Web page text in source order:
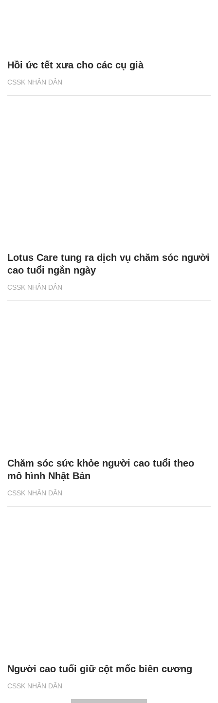
CSSK NHÂN DÂN
Hồi ức tết xưa cho các cụ già
CSSK NHÂN DÂN
Lotus Care tung ra dịch vụ chăm sóc người
cao tuổi ngắn ngày
CSSK NHÂN DÂN
Chăm sóc sức khỏe người cao tuổi theo
mô hình Nhật Bản
CSSK NHÂN DÂN
Người cao tuổi giữ cột mốc biên cương